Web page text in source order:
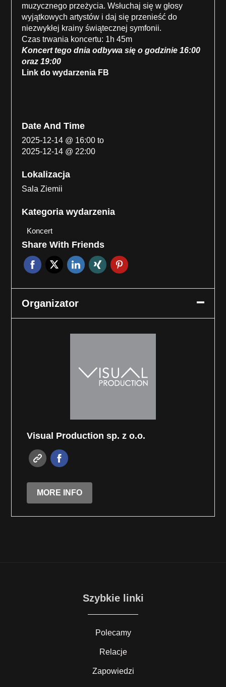
muzycznego przeżycia. Wsłuchaj się w głosy
wyjątkowych artystów i daj się przenieść do
niezwykłej krainy świątecznej symfonii.
Czas trwania koncertu: 1h 45m
Koncert tego dnia odbywa się o godzinie 16:00
oraz 19:00
Link do wydarzenia FB
Date And Time
2025-12-14 @ 16:00to
2025-12-14 @ 22:00
Lokalizacja
Sala Ziemii
Kategoria wydarzenia
Koncert
Share With Friends
Organizator
Visual Production sp. z o.o.
MORE INFO
Szybkie linki
Polecamy
Relacje
Zapowiedzi